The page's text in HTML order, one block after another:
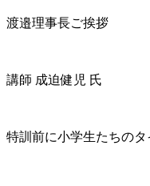
渡邉理事長ご挨拶
講師 成迫健児 氏
特訓前に小学生たちの